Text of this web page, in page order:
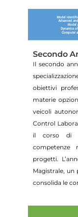
Secondo
Il secondo
obiettivi
materie
veicoli
Control
il corso di
competenze
progetti.
Magistrale,
consolida le